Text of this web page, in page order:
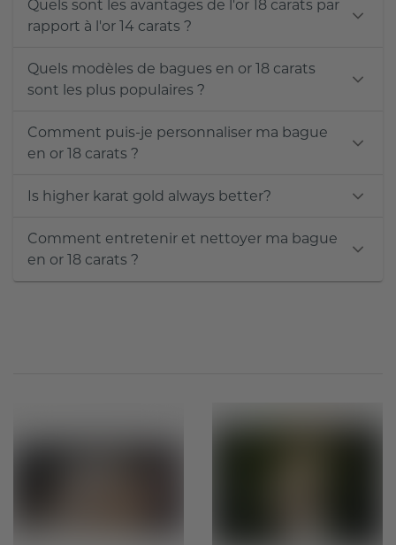
Quels sont les avantages de l'or 18 carats par
rapport à l'or 14 carats ?
Quels modèles de bagues en or 18 carats
sont les plus populaires ?
Comment puis-je personnaliser ma bague
en or 18 carats ?
Is higher karat gold always better?
Comment entretenir et nettoyer ma bague
en or 18 carats ?